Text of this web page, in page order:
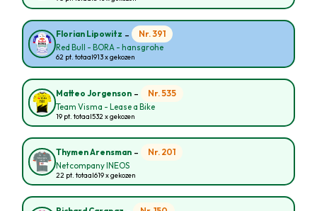
Florian Lipowitz - Nr. 391
Red Bull - BORA - hansgrohe
62 pt. totaal913 x gekozen
Matteo Jorgenson - Nr. 535
Team Visma - Lease a Bike
19 pt. totaal532 x gekozen
Thymen Arensman - Nr. 201
Netcompany INEOS
22 pt. totaal619 x gekozen